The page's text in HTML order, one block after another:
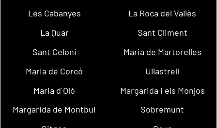
Les Cabanyes
La Roca del Vallès
La Quar
Sant Climent
Sant Celoni
Maria de Martorelles
Maria de Corcó
Ullastrell
Maria d´Oló
Margarida i els Monjos
Margarida de Montbui
Sobremunt